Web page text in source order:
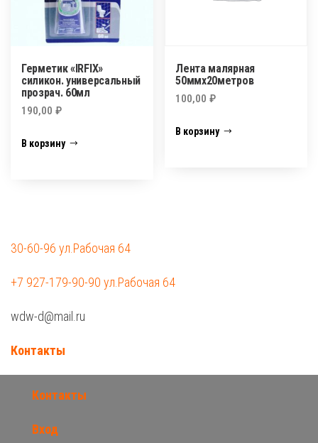
Герметик «IRFIX»
силикон. универсальный
прозрач. 60мл
190,00 ₽
В корзину
Лента малярная
50ммх20метров
100,00₽
В корзину
30-60-96 ул.Рабочая 64
+7 927-179-90-90 ул.Рабочая 64
wdw-d@mail.ru
Контакты
Контакты
Вход